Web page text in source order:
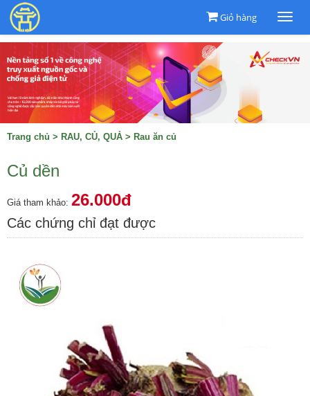
Giỏ hàng
Trang chủ > RAU, CỦ, QUẢ > Rau ăn củ
Củ dền
Giá tham khảo: 26.000đ
Các chứng chỉ đạt được